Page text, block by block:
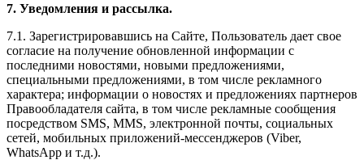
7. Уведомления и рассылка.
7.1. Зарегистрировавшись на Сайте, Пользователь дает свое
согласие на получение обновленной информации с
последними новостями, новыми предложениями,
специальными предложениями, в том числе рекламного
характера; информации о новостях и предложениях партнеров
Правообладателя сайта, в том числе рекламные сообщения
посредством SMS, MMS, электронной почты, социальных
сетей, мобильных приложений-мессенджеров (Viber,
WhatsApp и т.д.).